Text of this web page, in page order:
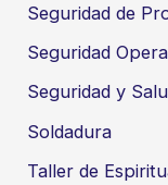
Seguridad de
Seguridad
Seguridad y
Soldadura
Taller de